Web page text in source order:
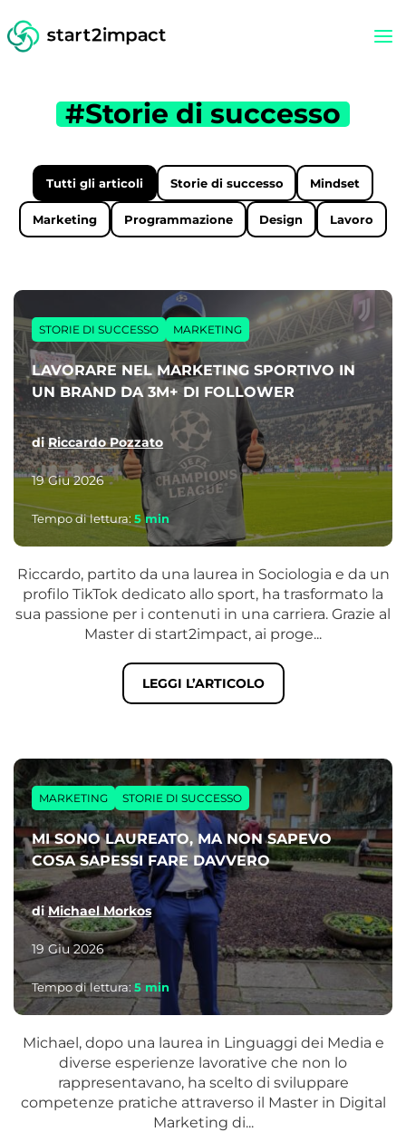
#Storie di successo
Tutti gli articoli Storie di successo Mindset
Marketing Programmazione Design Lavoro
STORIE DI SUCCESSO MARKETING
LAVORARE NEL MARKETING SPORTIVO IN
UN BRAND DA 3M+ DI FOLLOWER
diRiccardo Pozzato
19 Giu 2026
Tempo di lettura: 5min
Riccardo, partito da una laurea in Sociologia e da un
profilo TikTok dedicato allo sport, ha trasformato la
sua passione per i contenuti in una carriera. Grazie al
Master di start2impact, ai proge...
LEGGI L’ARTICOLO
MARKETING STORIE DI SUCCESSO
MI SONO LAUREATO, MA NON SAPEVO
COSA SAPESSI FARE DAVVERO
diMichael Morkos
19 Giu 2026
Tempo di lettura: 5 min
Michael, dopo una laurea in Linguaggi dei Media e
diverse esperienze lavorative che non lo
rappresentavano, ha scelto di sviluppare
competenze pratiche attraverso il Master in Digital
Marketing di...